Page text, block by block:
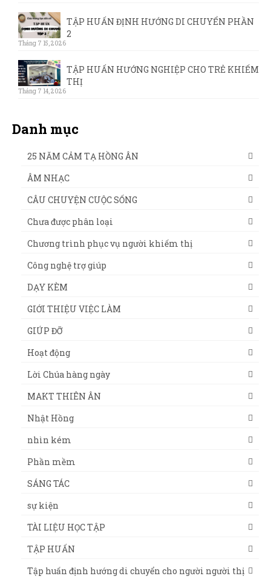
TẬP HUẤN ĐỊNH HƯỚNG DI CHUYỂN PHẦN
2
Tháng 7 15, 2026
TẬP HUẤN HƯỚNG NGHIỆP CHO TRẺ KHIẾM
THỊ
Tháng 7 14, 2026
Danh mục
25 NĂM CẢM TẠ HỒNG ÂN
ÂM NHẠC
CÂU CHUYỆN CUỘC SỐNG
Chưa được phân loại
Chương trình phục vụ người khiếm thị
Công nghệ trợ giúp
DẠY KÈM
GIỚI THIỆU VIỆC LÀM
GIÚP ĐỠ
Hoạt động
Lời Chúa hàng ngày
MAKT THIÊN ÂN
Nhật Hồng
nhìn kém
Phần mềm
SÁNG TÁC
sự kiện
TÀI LIỆU HỌC TẬP
TẬP HUẤN
Tập huấn định hướng di chuyển cho người người thị